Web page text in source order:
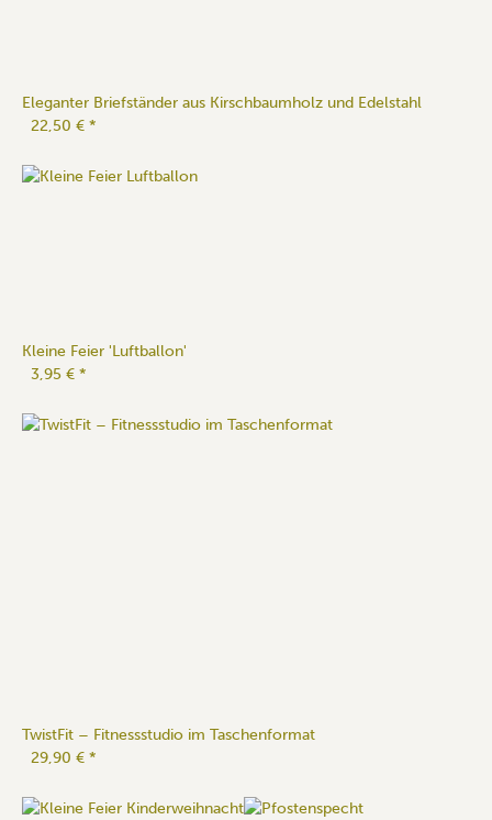
Eleganter Briefständer aus Kirschbaumholz und Edelstahl
22,50 € *
Kleine Feier 'Luftballon'
3,95 € *
TwistFit – Fitnessstudio im Taschenformat
29,90 € *